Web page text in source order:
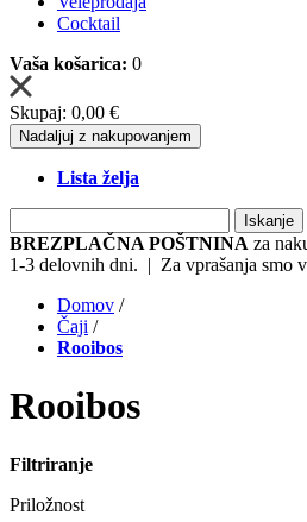
Cocktail
Vaša košarica: 0
Skupaj: 0,00 €
Nadaljuj z nakupovanjem
Lista želja
Iskanje
BREZPLAČNA POŠTNINA za
1-3 delovnih dni. | Za vprašanja smo
Domov /
Čaji /
Rooibos
Rooibos
Filtriranje
Priložnost